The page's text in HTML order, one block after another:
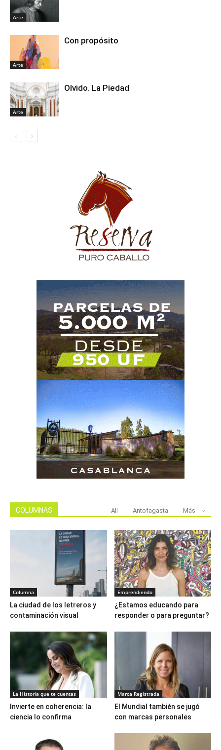
Arte
Arte
Con propósito
Arte
Olvido. La Piedad
COLUMNAS All Antofagasta Más
Columna
La ciudad de los letreros y
contaminación visual
Emprendiendo
¿Estamos educando para
responder o para preguntar?
La Historia que te cuentas
Invierte en coherencia: la
ciencia lo confirma
Marca Registrada
El Mundial también se jugó
con marcas personales